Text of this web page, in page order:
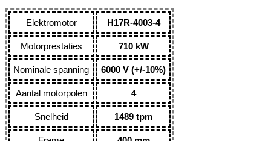
Elektromotor H17R-4003-4
Motorprestaties 710 kW
Nominale spanning 6000 V (+/-10%)
Aantal motorpolen 4
Snelheid 1489 tpm